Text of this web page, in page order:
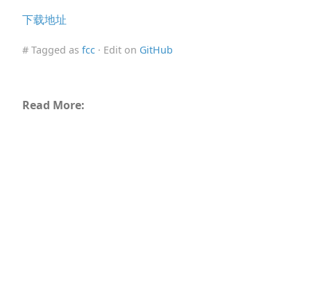
下载地址
# Tagged as fcc · Edit on GitHub
Read More: